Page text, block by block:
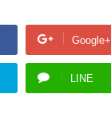
Google+
LINE